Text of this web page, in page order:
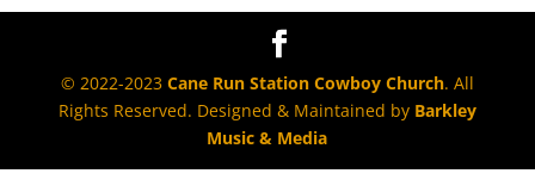
© 2022-2023 Cane Run Station Cowboy Church. All
Rights Reserved. Designed & Maintained by Barkley
Music & Media